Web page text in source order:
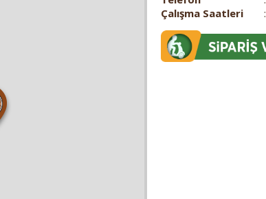
Çalışma Saatleri
: